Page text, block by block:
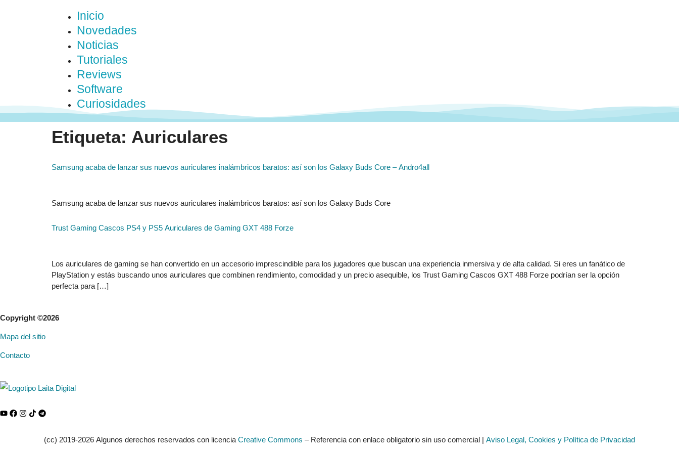
Inicio
Novedades
Noticias
Tutoriales
Reviews
Software
Curiosidades
Etiqueta: Auriculares
Samsung acaba de lanzar sus nuevos auriculares inalámbricos baratos: así son los Galaxy Buds Core – Andro4all
Samsung acaba de lanzar sus nuevos auriculares inalámbricos baratos: así son los Galaxy Buds Core
Trust Gaming Cascos PS4 y PS5 Auriculares de Gaming GXT 488 Forze
Los auriculares de gaming se han convertido en un accesorio imprescindible para los jugadores que buscan una experiencia inmersiva y de alta calidad. Si eres un fanático de
PlayStation y estás buscando unos auriculares que combinen rendimiento, comodidad y un precio asequible, los Trust Gaming Cascos GXT 488 Forze podrían ser la opción
perfecta para […]
Copyright ©2026
Mapa del sitio
Contacto
(cc) 2019-2026 Algunos derechos reservados con licenciaCreative Commons – Referencia con enlace obligatorio sin uso comercial | Aviso Legal, Cookies y Política de Privacidad